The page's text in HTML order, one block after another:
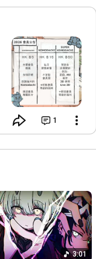
1
3:01